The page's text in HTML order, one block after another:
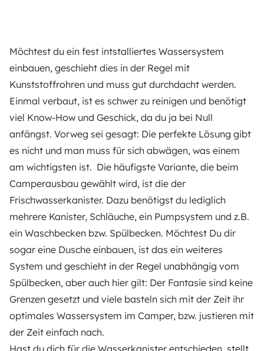
Möchtest du ein fest intstalliertes Wassersystem
einbauen, geschieht dies in der Regel mit
Kunststoffrohren und muss gut durchdacht werden.
Einmal verbaut, ist es schwer zu reinigen und benötigt
viel Know-How und Geschick, da du ja bei Null
anfängst. Vorweg sei gesagt: Die perfekte Lösung gibt
es nicht und man muss für sich abwägen, was einem
am wichtigsten ist. Die häufigste Variante, die beim
Camperausbau gewählt wird, ist die der
Frischwasserkanister. Dazu benötigst du lediglich
mehrere Kanister, Schläuche, ein Pumpsystem und z.B.
ein Waschbecken bzw. Spülbecken. Möchtest Du dir
sogar eine Dusche einbauen, ist das ein weiteres
System und geschieht in der Regel unabhängig vom
Spülbecken, aber auch hier gilt: Der Fantasie sind keine
Grenzen gesetzt und viele basteln sich mit der Zeit ihr
optimales Wassersystem im Camper, bzw. justieren mit
der Zeit einfach nach.
Hast du dich für die Wasserkanister entschieden, stellt